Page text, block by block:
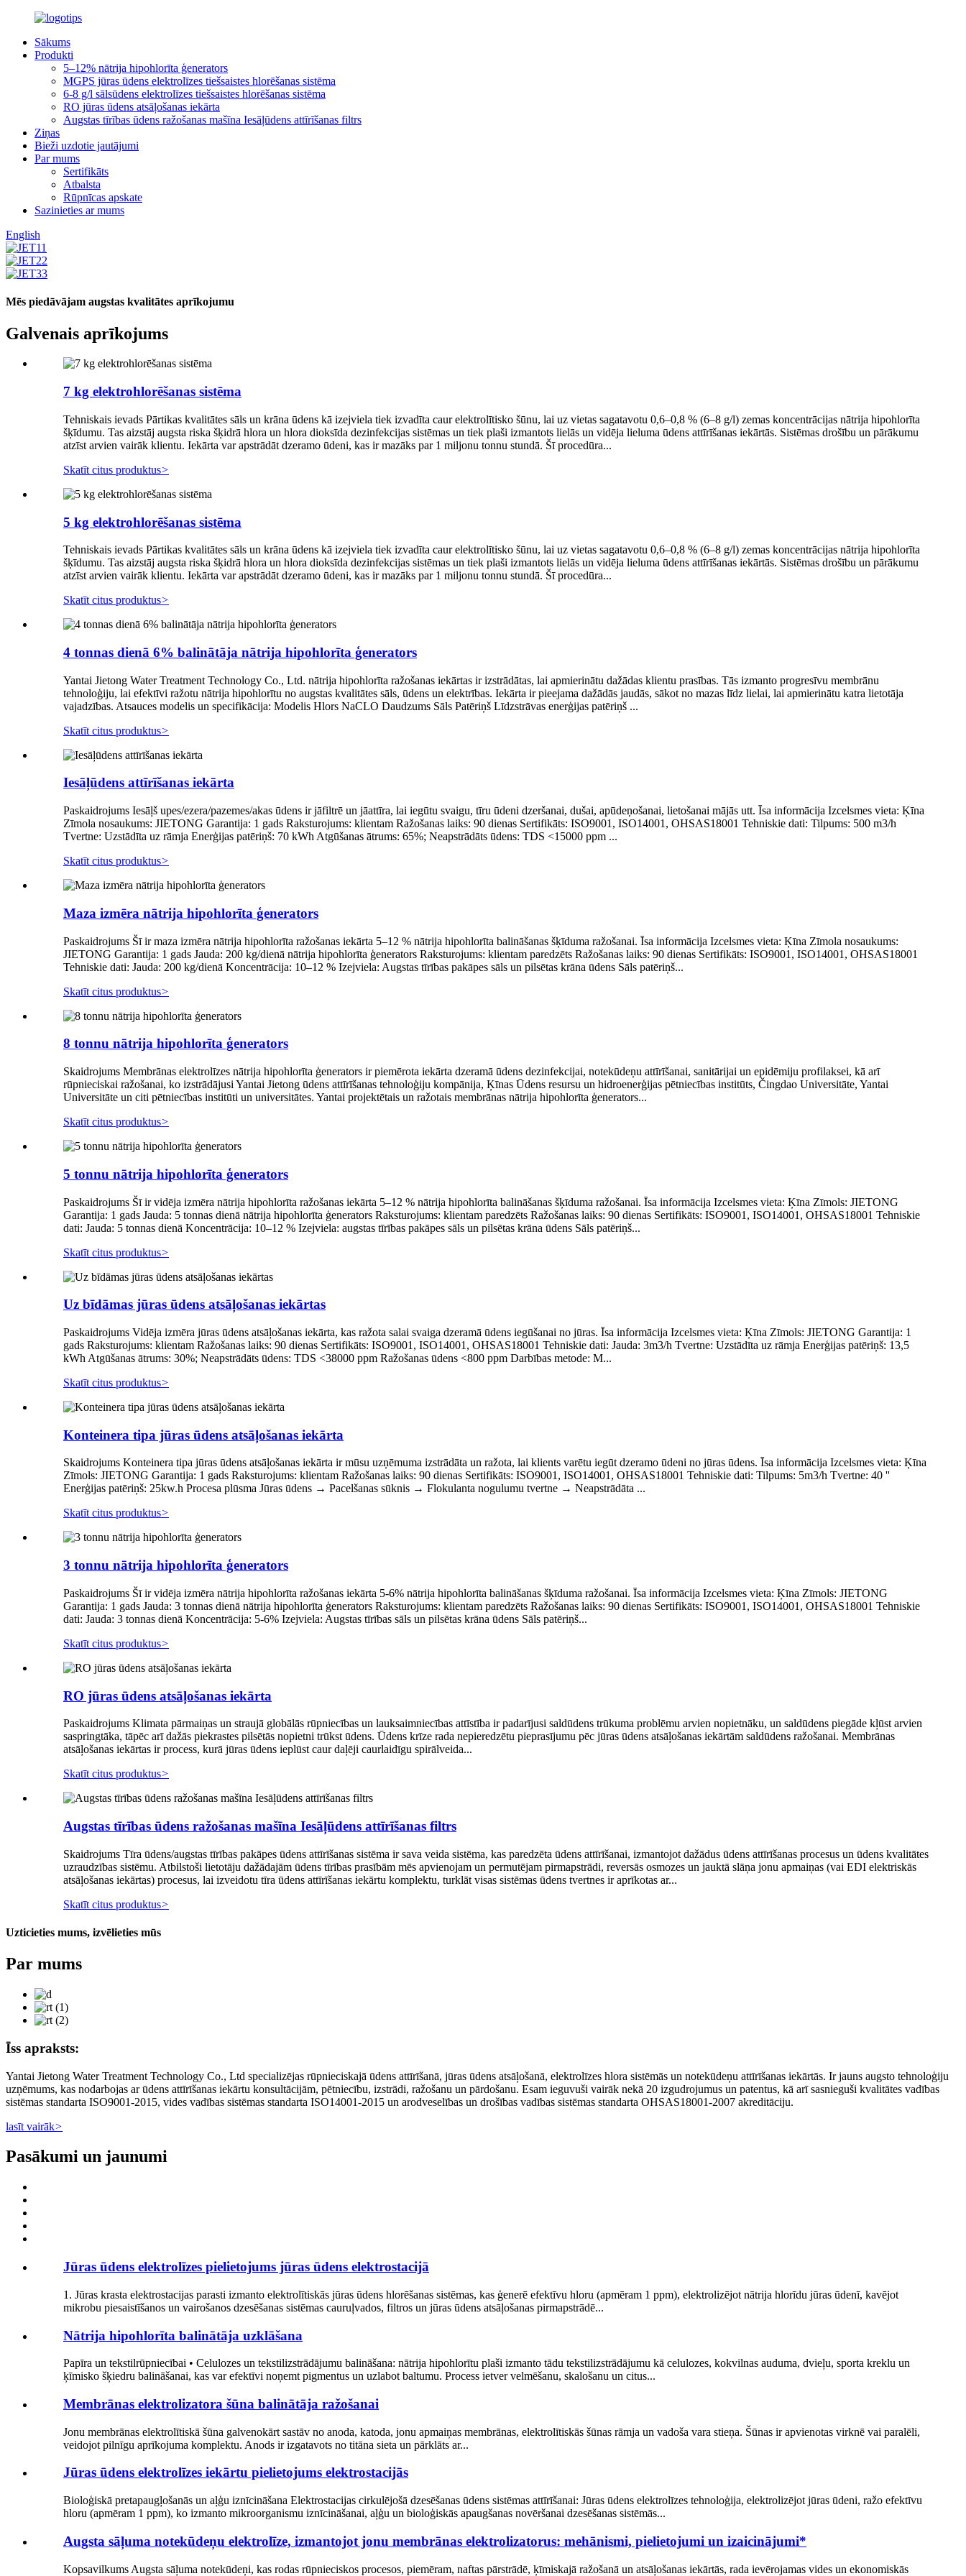
Sākums
Produkti
5–12% nātrija hipohlorīta ģenerators
MGPS jūras ūdens elektrolīzes tiešsaistes hlorēšanas sistēma
6-8 g/l sālsūdens elektrolīzes tiešsaistes hlorēšanas sistēma
RO jūras ūdens atsāļošanas iekārta
Augstas tīrības ūdens ražošanas mašīna Iesāļūdens attīrīšanas filtrs
Ziņas
Bieži uzdotie jautājumi
Par mums
Sertifikāts
Atbalsta
Rūpnīcas apskate
Sazinieties ar mums
English
Mēs piedāvājam augstas kvalitātes aprīkojumu
Galvenais aprīkojums
7 kg elektrohlorēšanas sistēma
Tehniskais ievads Pārtikas kvalitātes sāls un krāna ūdens kā izejviela tiek izvadīta caur elektrolītisko šūnu, lai uz vietas sagatavotu 0,6–0,8 % (6–8 g/l) zemas koncentrācijas nātrija hipohlorīta
šķīdumu. Tas aizstāj augsta riska šķidrā hlora un hlora dioksīda dezinfekcijas sistēmas un tiek plaši izmantots lielās un vidēja lieluma ūdens attīrīšanas iekārtās. Sistēmas drošību un pārākumu
atzīst arvien vairāk klientu. Iekārta var apstrādāt dzeramo ūdeni, kas ir mazāks par 1 miljonu tonnu stundā. Šī procedūra...
Skatīt citus produktus>
5 kg elektrohlorēšanas sistēma
Tehniskais ievads Pārtikas kvalitātes sāls un krāna ūdens kā izejviela tiek izvadīta caur elektrolītisko šūnu, lai uz vietas sagatavotu 0,6–0,8 % (6–8 g/l) zemas koncentrācijas nātrija hipohlorīta
šķīdumu. Tas aizstāj augsta riska šķidrā hlora un hlora dioksīda dezinfekcijas sistēmas un tiek plaši izmantots lielās un vidēja lieluma ūdens attīrīšanas iekārtās. Sistēmas drošību un pārākumu
atzīst arvien vairāk klientu. Iekārta var apstrādāt dzeramo ūdeni, kas ir mazāks par 1 miljonu tonnu stundā. Šī procedūra...
Skatīt citus produktus>
4 tonnas dienā 6% balinātāja nātrija hipohlorīta ģenerators
Yantai Jietong Water Treatment Technology Co., Ltd. nātrija hipohlorīta ražošanas iekārtas ir izstrādātas, lai apmierinātu dažādas klientu prasības. Tās izmanto progresīvu membrānu
tehnoloģiju, lai efektīvi ražotu nātrija hipohlorītu no augstas kvalitātes sāls, ūdens un elektrības. Iekārta ir pieejama dažādās jaudās, sākot no mazas līdz lielai, lai apmierinātu katra lietotāja
vajadzības. Atsauces modelis un specifikācija: Modelis Hlors NaCLO Daudzums Sāls Patēriņš Līdzstrāvas enerģijas patēriņš ...
Skatīt citus produktus>
Iesāļūdens attīrīšanas iekārta
Paskaidrojums Iesāļš upes/ezera/pazemes/akas ūdens ir jāfiltrē un jāattīra, lai iegūtu svaigu, tīru ūdeni dzeršanai, dušai, apūdeņošanai, lietošanai mājās utt. Īsa informācija Izcelsmes vieta: Ķīna
Zīmola nosaukums: JIETONG Garantija: 1 gads Raksturojums: klientam Ražošanas laiks: 90 dienas Sertifikāts: ISO9001, ISO14001, OHSAS18001 Tehniskie dati: Tilpums: 500 m3/h
Tvertne: Uzstādīta uz rāmja Enerģijas patēriņš: 70 kWh Atgūšanas ātrums: 65%; Neapstrādāts ūdens: TDS <15000 ppm ...
Skatīt citus produktus>
Maza izmēra nātrija hipohlorīta ģenerators
Paskaidrojums Šī ir maza izmēra nātrija hipohlorīta ražošanas iekārta 5–12 % nātrija hipohlorīta balināšanas šķīduma ražošanai. Īsa informācija Izcelsmes vieta: Ķīna Zīmola nosaukums:
JIETONG Garantija: 1 gads Jauda: 200 kg/dienā nātrija hipohlorīta ģenerators Raksturojums: klientam paredzēts Ražošanas laiks: 90 dienas Sertifikāts: ISO9001, ISO14001, OHSAS18001
Tehniskie dati: Jauda: 200 kg/dienā Koncentrācija: 10–12 % Izejviela: Augstas tīrības pakāpes sāls un pilsētas krāna ūdens Sāls patēriņš...
Skatīt citus produktus>
8 tonnu nātrija hipohlorīta ģenerators
Skaidrojums Membrānas elektrolīzes nātrija hipohlorīta ģenerators ir piemērota iekārta dzeramā ūdens dezinfekcijai, notekūdeņu attīrīšanai, sanitārijai un epidēmiju profilaksei, kā arī
rūpnieciskai ražošanai, ko izstrādājusi Yantai Jietong ūdens attīrīšanas tehnoloģiju kompānija, Ķīnas Ūdens resursu un hidroenerģijas pētniecības institūts, Čingdao Universitāte, Yantai
Universitāte un citi pētniecības institūti un universitātes. Yantai projektētais un ražotais membrānas nātrija hipohlorīta ģenerators...
Skatīt citus produktus>
5 tonnu nātrija hipohlorīta ģenerators
Paskaidrojums Šī ir vidēja izmēra nātrija hipohlorīta ražošanas iekārta 5–12 % nātrija hipohlorīta balināšanas šķīduma ražošanai. Īsa informācija Izcelsmes vieta: Ķīna Zīmols: JIETONG
Garantija: 1 gads Jauda: 5 tonnas dienā nātrija hipohlorīta ģenerators Raksturojums: klientam paredzēts Ražošanas laiks: 90 dienas Sertifikāts: ISO9001, ISO14001, OHSAS18001 Tehniskie
dati: Jauda: 5 tonnas dienā Koncentrācija: 10–12 % Izejviela: augstas tīrības pakāpes sāls un pilsētas krāna ūdens Sāls patēriņš...
Skatīt citus produktus>
Uz bīdāmas jūras ūdens atsāļošanas iekārtas
Paskaidrojums Vidēja izmēra jūras ūdens atsāļošanas iekārta, kas ražota salai svaiga dzeramā ūdens iegūšanai no jūras. Īsa informācija Izcelsmes vieta: Ķīna Zīmols: JIETONG Garantija: 1
gads Raksturojums: klientam Ražošanas laiks: 90 dienas Sertifikāts: ISO9001, ISO14001, OHSAS18001 Tehniskie dati: Jauda: 3m3/h Tvertne: Uzstādīta uz rāmja Enerģijas patēriņš: 13,5
kWh Atgūšanas ātrums: 30%; Neapstrādāts ūdens: TDS <38000 ppm Ražošanas ūdens <800 ppm Darbības metode: M...
Skatīt citus produktus>
Konteinera tipa jūras ūdens atsāļošanas iekārta
Skaidrojums Konteinera tipa jūras ūdens atsāļošanas iekārta ir mūsu uzņēmuma izstrādāta un ražota, lai klients varētu iegūt dzeramo ūdeni no jūras ūdens. Īsa informācija Izcelsmes vieta: Ķīna
Zīmols: JIETONG Garantija: 1 gads Raksturojums: klientam Ražošanas laiks: 90 dienas Sertifikāts: ISO9001, ISO14001, OHSAS18001 Tehniskie dati: Tilpums: 5m3/h Tvertne: 40 ''
Enerģijas patēriņš: 25kw.h Procesa plūsma Jūras ūdens → Pacelšanas sūknis → Flokulanta nogulumu tvertne → Neapstrādāta ...
Skatīt citus produktus>
3 tonnu nātrija hipohlorīta ģenerators
Paskaidrojums Šī ir vidēja izmēra nātrija hipohlorīta ražošanas iekārta 5-6% nātrija hipohlorīta balināšanas šķīduma ražošanai. Īsa informācija Izcelsmes vieta: Ķīna Zīmols: JIETONG
Garantija: 1 gads Jauda: 3 tonnas dienā nātrija hipohlorīta ģenerators Raksturojums: klientam paredzēts Ražošanas laiks: 90 dienas Sertifikāts: ISO9001, ISO14001, OHSAS18001 Tehniskie
dati: Jauda: 3 tonnas dienā Koncentrācija: 5-6% Izejviela: Augstas tīrības sāls un pilsētas krāna ūdens Sāls patēriņš...
Skatīt citus produktus>
RO jūras ūdens atsāļošanas iekārta
Paskaidrojums Klimata pārmaiņas un straujā globālās rūpniecības un lauksaimniecības attīstība ir padarījusi saldūdens trūkuma problēmu arvien nopietnāku, un saldūdens piegāde kļūst arvien
saspringtāka, tāpēc arī dažās piekrastes pilsētās nopietni trūkst ūdens. Ūdens krīze rada nepieredzētu pieprasījumu pēc jūras ūdens atsāļošanas iekārtām saldūdens ražošanai. Membrānas
atsāļošanas iekārtas ir process, kurā jūras ūdens ieplūst caur daļēji caurlaidīgu spirālveida...
Skatīt citus produktus>
Augstas tīrības ūdens ražošanas mašīna Iesāļūdens attīrīšanas filtrs
Skaidrojums Tīra ūdens/augstas tīrības pakāpes ūdens attīrīšanas sistēma ir sava veida sistēma, kas paredzēta ūdens attīrīšanai, izmantojot dažādus ūdens attīrīšanas procesus un ūdens kvalitātes
uzraudzības sistēmu. Atbilstoši lietotāju dažādajām ūdens tīrības prasībām mēs apvienojam un permutējam pirmapstrādi, reversās osmozes un jauktā slāņa jonu apmaiņas (vai EDI elektriskās
atsāļošanas iekārtas) procesus, lai izveidotu tīra ūdens attīrīšanas iekārtu komplektu, turklāt visas sistēmas ūdens tvertnes ir aprīkotas ar...
Skatīt citus produktus>
Uzticieties mums, izvēlieties mūs
Par mums
Īss apraksts:
Yantai Jietong Water Treatment Technology Co., Ltd specializējas rūpnieciskajā ūdens attīrīšanā, jūras ūdens atsāļošanā, elektrolīzes hlora sistēmās un notekūdeņu attīrīšanas iekārtās. Ir jauns augsto tehnoloģiju
uzņēmums, kas nodarbojas ar ūdens attīrīšanas iekārtu konsultācijām, pētniecību, izstrādi, ražošanu un pārdošanu. Esam ieguvuši vairāk nekā 20 izgudrojumus un patentus, kā arī sasnieguši kvalitātes vadības
sistēmas standarta ISO9001-2015, vides vadības sistēmas standarta ISO14001-2015 un arodveselības un drošības vadības sistēmas standarta OHSAS18001-2007 akreditāciju.
lasīt vairāk>
Pasākumi un jaunumi
Jūras ūdens elektrolīzes pielietojums jūras ūdens elektrostacijā
1. Jūras krasta elektrostacijas parasti izmanto elektrolītiskās jūras ūdens hlorēšanas sistēmas, kas ģenerē efektīvu hloru (apmēram 1 ppm), elektrolizējot nātrija hlorīdu jūras ūdenī, kavējot
mikrobu piesaistīšanos un vairošanos dzesēšanas sistēmas cauruļvados, filtros un jūras ūdens atsāļošanas pirmapstrādē...
Nātrija hipohlorīta balinātāja uzklāšana
Papīra un tekstilrūpniecībai • Celulozes un tekstilizstrādājumu balināšana: nātrija hipohlorītu plaši izmanto tādu tekstilizstrādājumu kā celulozes, kokvilnas auduma, dvieļu, sporta kreklu un
ķīmisko šķiedru balināšanai, kas var efektīvi noņemt pigmentus un uzlabot baltumu. Process ietver velmēšanu, skalošanu un citus...
Membrānas elektrolizatora šūna balinātāja ražošanai
Jonu membrānas elektrolītiskā šūna galvenokārt sastāv no anoda, katoda, jonu apmaiņas membrānas, elektrolītiskās šūnas rāmja un vadoša vara stieņa. Šūnas ir apvienotas virknē vai paralēli,
veidojot pilnīgu aprīkojuma komplektu. Anods ir izgatavots no titāna sieta un pārklāts ar...
Jūras ūdens elektrolīzes iekārtu pielietojums elektrostacijās
Bioloģiskā pretapaugļošanās un aļģu iznīcināšana Elektrostacijas cirkulējošā dzesēšanas ūdens sistēmas attīrīšanai: Jūras ūdens elektrolīzes tehnoloģija, elektrolizējot jūras ūdeni, ražo efektīvu
hloru (apmēram 1 ppm), ko izmanto mikroorganismu iznīcināšanai, aļģu un bioloģiskās apaugšanas novēršanai dzesēšanas sistēmās...
Augsta sāļuma notekūdeņu elektrolīze, izmantojot jonu membrānas elektrolizatorus: mehānismi, pielietojumi un izaicinājumi*
Kopsavilkums Augsta sāļuma notekūdeņi, kas rodas rūpnieciskos procesos, piemēram, naftas pārstrādē, ķīmiskajā ražošanā un atsāļošanas iekārtās, rada ievērojamas vides un ekonomiskās